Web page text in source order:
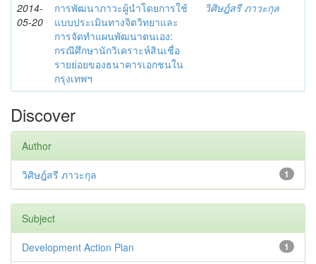
2014-
05-20
การพัฒนาภาวะผู้นำโดยการใช้
แบบประเมินทางจิตวิทยาและ
การจัดทำแผนพัฒนาตนเอง:
กรณีศึกษานักวิเคราะห์สินเชื่อ
รายย่อยของธนาคารเอกชนใน
กรุงเทพฯ
วิศิษฎ์สรี ภาวะกุล
Discover
Author
1
วิศิษฎ์สรี ภาวะกุล
Subject
1
Development Action Plan